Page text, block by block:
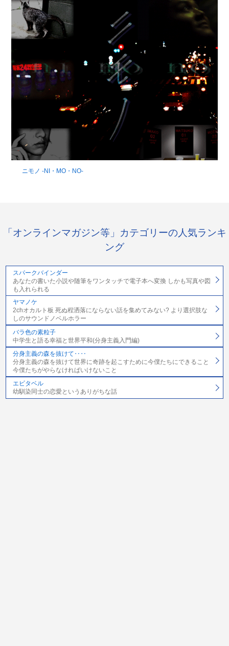
ニモノ -NI・MO・NO-
「オンラインマガジン等」カテゴリーの人気ランキ
ング
スパークバインダー
あなたの書いた小説や随筆をワンタッチで電子本へ変換 しかも写真や図
も入れられる
ヤマノケ
2chオカルト板 死ぬ程洒落にならない話を集めてみない? より選択肢な
しのサウンドノベルホラー
バラ色の素粒子
中学生と語る幸福と世界平和(分身主義入門編)
分身主義の森を抜けて‥‥
分身主義の森を抜けて世界に奇跡を起こすために今僕たちにできること
今僕たちがやらなければいけないこと
エビタベル
幼馴染同士の恋愛というありがちな話